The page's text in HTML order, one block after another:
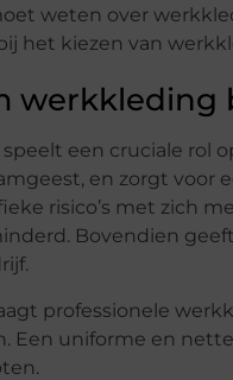
weten over
het kiezen van
werkkleding
een cruciale rol
en zorgt voor
risico’s met zich
Bovendien
professionele
Een uniforme en